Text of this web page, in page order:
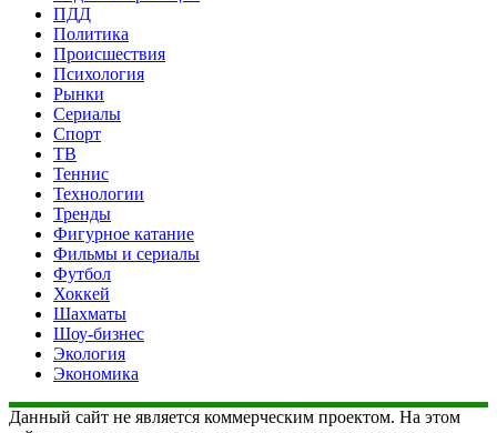
ПДД
Политика
Происшествия
Психология
Рынки
Сериалы
Спорт
ТВ
Теннис
Технологии
Тренды
Фигурное катание
Фильмы и сериалы
Футбол
Хоккей
Шахматы
Шоу-бизнес
Экология
Экономика
Данный сайт не является коммерческим проектом. На этом